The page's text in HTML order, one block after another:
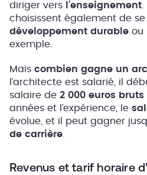
diriger vers
l’enseignement
choisissent également de
développement durable ou
exemple.
Mais combien gagne un
l’architecte est salarié, il
salaire de 2 000 euros bruts
années et l’expérience, le
évolue, et il peut gagner
de carrière
Revenus et tarif horaire